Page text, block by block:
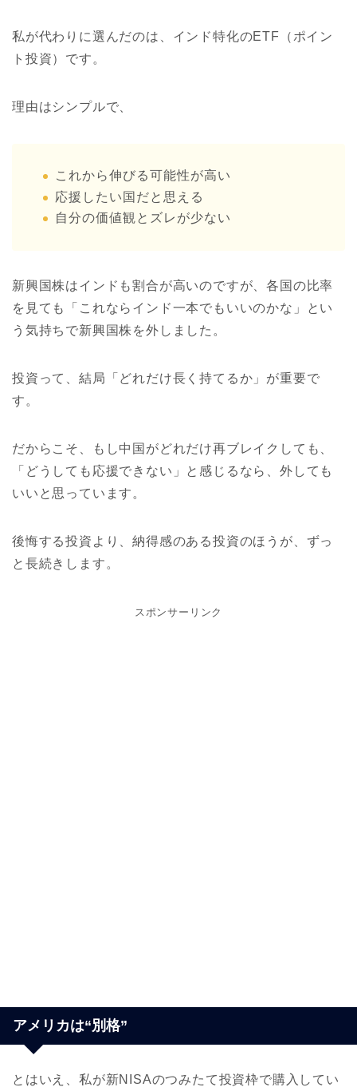
私が代わりに選んだのは、インド特化のETF（ポイン
ト投資）です。
理由はシンプルで、
これから伸びる可能性が高い
応援したい国だと思える
自分の価値観とズレが少ない
新興国株はインドも割合が高いのですが、各国の比率
を見ても「これならインド一本でもいいのかな」とい
う気持ちで新興国株を外しました。
投資って、結局「どれだけ長く持てるか」が重要で
す。
だからこそ、もし中国がどれだけ再ブレイクしても、
「どうしても応援できない」と感じるなら、外しても
いいと思っています。
後悔する投資より、納得感のある投資のほうが、ずっ
と長続きします。
スポンサーリンク
アメリカは“別格”
とはいえ、私が新NISAのつみたて投資枠で購入してい